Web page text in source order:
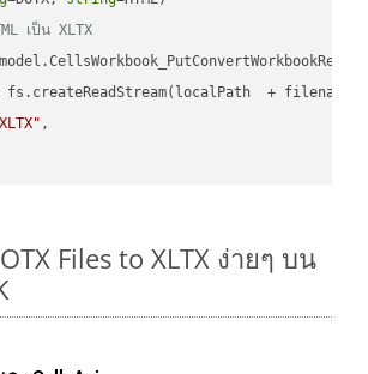
เป็น XLTX
+ filename
,
Files to XLTX ง่ายๆ บน